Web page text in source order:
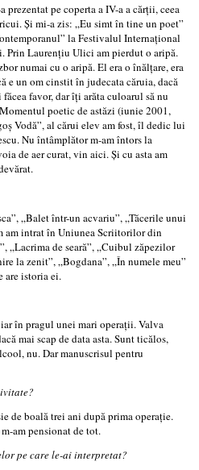
pe coperta a IV-­a a cărţii, ceea
Şi mi­-a zis: „Eu simt în tine un poet”
la Festivalul Internaţional
Prin Laurenţiu Ulici am pierdut o aripă.
numai cu o aripă. El era o înălţare, era
e un om cinstit în judecata căruia, dacă
favor, dar îţi arăta culoarul să nu
poetic de astăzi (iunie 2001,
Vodă”, al cărui elev am fost, îl dedic lui
Nu întâmplător m-­am întors la
de aer curat, vin aici. Şi cu asta am
„Balet într­-un acvariu”, „Tăcerile unui
am intrat în Uniunea Scriitorilor din
„Lacrima de seară”, „Cuibul zăpezilor
la zenit”, „Bogdana”, „În numele meu”
are istoria ei.
în pragul unei mari operaţii. Valva
mai scap de data asta. Sunt ticălos,
nu. Dar manuscrisul pentru
de boală trei ani după prima operaţie.
am pensionat de tot.
pe care le-­ai interpretat?